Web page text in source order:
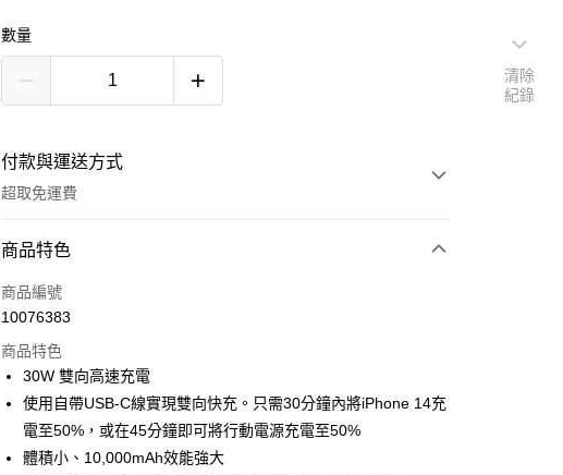
數量
付款與運送方式
超取免運費
付款方式
信用卡一次付款
Apple Pay
街口支付
悠遊付
商品特色
商品編號
10076383
商品特色
30W 雙向高速充電
使用自帶USB-C線實現雙向快充。只需30分鐘內將iPhone 14充
電至50%，或在45分鐘即可將行動電源充電至50%
體積小、10,000mAh效能強大
清除
紀錄